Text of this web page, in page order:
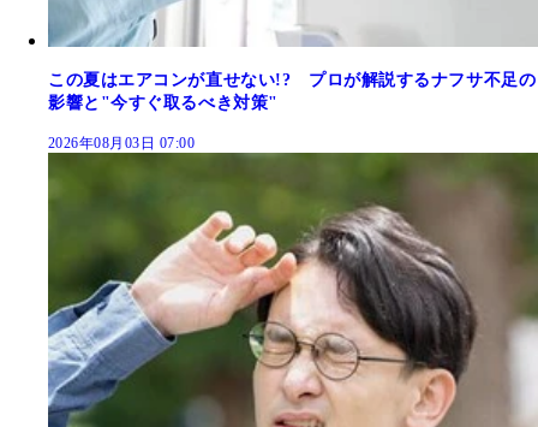
この夏はエアコンが直せない!? プロが解説するナフサ不足の
影響と"今すぐ取るべき対策"
2026年08月03日 07:00